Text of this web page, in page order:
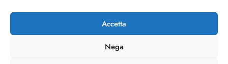
Accetta
Nega
Cookie Policy (UE)